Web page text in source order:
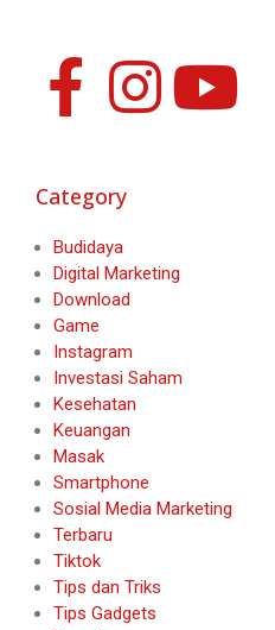
Category
Budidaya
Digital Marketing
Download
Game
Instagram
Investasi Saham
Kesehatan
Keuangan
Masak
Smartphone
Sosial Media Marketing
Terbaru
Tiktok
Tips dan Triks
Tips Gadgets